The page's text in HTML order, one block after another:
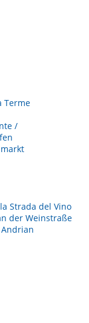
Terme
/
Strada del Vino
der Weinstraße